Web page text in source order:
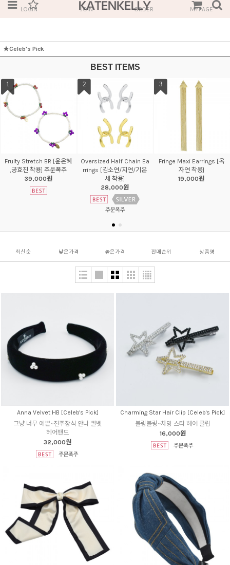
LOGIN JOIN ORDER MYPAGE
★Celeb's Pick
BEST ITEMS
1
Fruity Stretch BR [윤은혜
,공효진 착용] 주문폭주
39,000원
2
Oversized Half Chain Ea
rrings [김소연/지연/기은
세 착용]
28,000원
3
Fringe Maxi Earrings [옥
자연 착용]
19,000원
최신순 낮은가격 높은가격 판매순위 상품명
Anna Velvet HB [Celeb's Pick]
그냥 너무 예쁜~진주장식 안나 벨벳
헤어밴드
32,000원
Charming Star Hair Clip [Celeb's Pick]
블링블링~차밍 스타 헤어 클립
16,000원